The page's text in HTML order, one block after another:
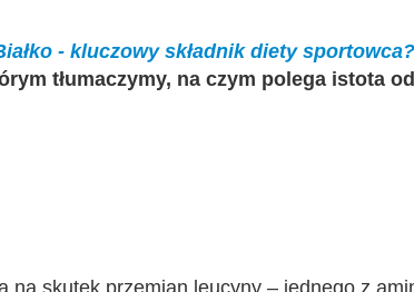
- kluczowy składnik diety sportowca?
tłumaczymy, na czym polega istota
na skutek przemian leucyny – jednego z